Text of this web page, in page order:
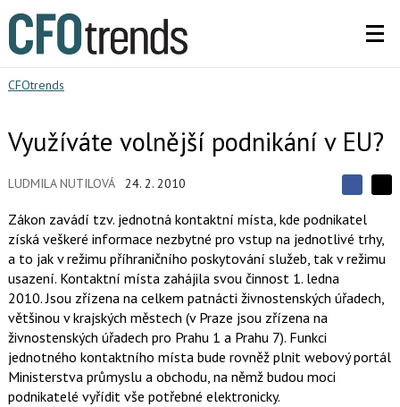
CFOtrends
Využíváte volnější podnikání v EU?
LUDMILA NUTILOVÁ 24. 2. 2010
S
d
í
l
t
S
í
l
j
n
c
l
j
n
t
Zákon zavádí tzv. jednotná kontaktní místa, kde podnikatel
získá veškeré informace nezbytné pro vstup na jednotlivé trhy,
a to jak v režimu příhraničního poskytování služeb, tak v režimu
usazení. Kontaktní místa zahájila svou činnost 1. ledna
2010. Jsou zřízena na celkem patnácti živnostenských úřadech,
většinou v krajských městech (v Praze jsou zřízena na
živnostenských úřadech pro Prahu 1 a Prahu 7). Funkci
jednotného kontaktního místa bude rovněž plnit webový portál
Ministerstva průmyslu a obchodu, na němž budou moci
podnikatelé vyřídit vše potřebné elektronicky.